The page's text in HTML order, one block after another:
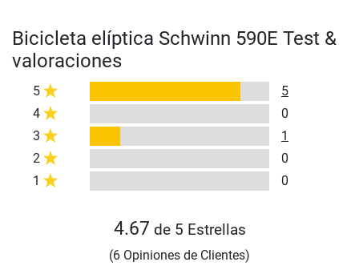
Bicicleta elíptica Schwinn 590E Test &
valoraciones
5
5
4
0
3
1
2
0
1
0
4.67 de 5 Estrellas
(6 Opiniones de Clientes)